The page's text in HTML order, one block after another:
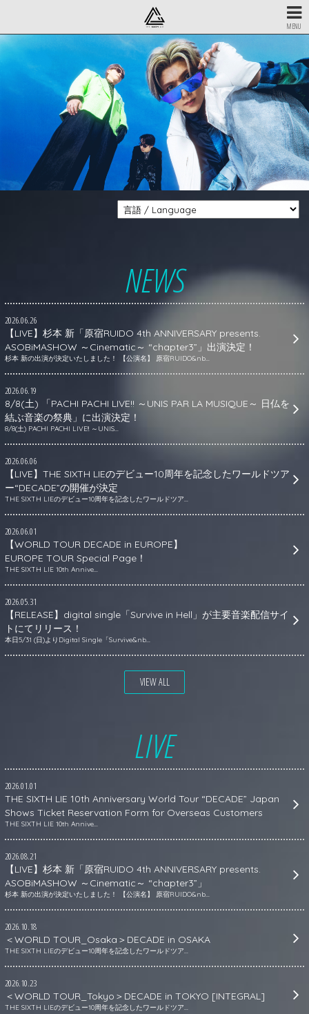
MENU
NEWS
2026.06.26
【LIVE】杉本 新「原宿RUIDO 4th ANNIVERSARY presents.
ASOBiMASHOW ～Cinematic～ “chapter3”」出演決定！
杉本 新の出演が決定いたしました！ 【公演名】 原宿RUIDO&nb...
2026.06.19
8/8(土) 「PACHI PACHI LIVE!! ～UNIS PAR LA MUSIQUE～ 日仏を
結ぶ音楽の祭典」に出演決定！
8/8(土) PACHI PACHI LIVE!! ～UNIS...
2026.06.06
【LIVE】THE SIXTH LIEのデビュー10周年を記念したワールドツア
ー“DECADE”の開催が決定
THE SIXTH LIEのデビュー10周年を記念したワールドツア...
2026.06.01
【WORLD TOUR DECADE in EUROPE】
EUROPE TOUR Special Page！
THE SIXTH LIE 10th Annive...
2026.05.31
【RELEASE】digital single「Survive in Hell」が主要音楽配信サイ
トにてリリース！
本日5/31 (日)よりDigital Single「Survive&nb...
VIEW ALL
LIVE
2026.01.01
THE SIXTH LIE 10th Anniversary World Tour “DECADE” Japan
Shows Ticket Reservation Form for Overseas Customers
THE SIXTH LIE 10th Annive...
2026.08.21
【LIVE】杉本 新「原宿RUIDO 4th ANNIVERSARY presents.
ASOBiMASHOW ～Cinematic～ “chapter3”」
杉本 新の出演が決定いたしました！ 【公演名】 原宿RUIDO&nb...
2026.10.18
＜WORLD TOUR_Osaka＞DECADE in OSAKA
THE SIXTH LIEのデビュー10周年を記念したワールドツア...
2026.10.23
＜WORLD TOUR_Tokyo＞DECADE in TOKYO [INTEGRAL]
THE SIXTH LIEのデビュー10周年を記念したワールドツア...